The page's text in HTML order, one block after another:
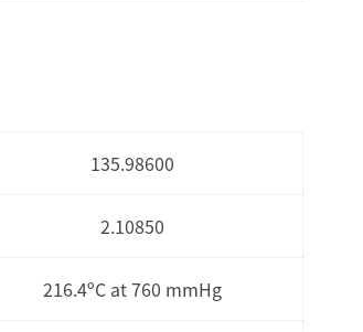
135.98600
2.10850
216.4ºC at 760 mmHg